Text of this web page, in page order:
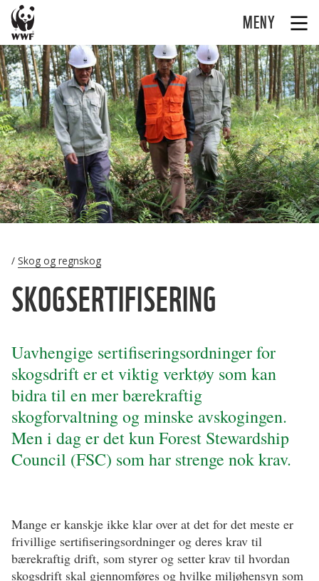
MENY
Skog og regnskog
SKOGSERTIFISERING
Uavhengige sertifiseringsordninger for
skogsdrift er et viktig verktøy som kan
bidra til en mer bærekraftig
skogforvaltning og minske avskogingen.
Men i dag er det kun Forest Stewardship
Council (FSC) som har strenge nok krav.
Mange er kanskje ikke klar over at det for det meste er
frivillige sertifiseringsordninger og deres krav til
bærekraftig drift, som styrer og setter krav til hvordan
skogsdrift skal gjennomføres og hvilke miljøhensyn som